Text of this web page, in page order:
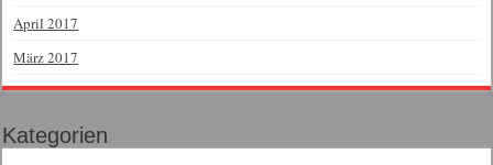
April 2017
März 2017
Kategorien